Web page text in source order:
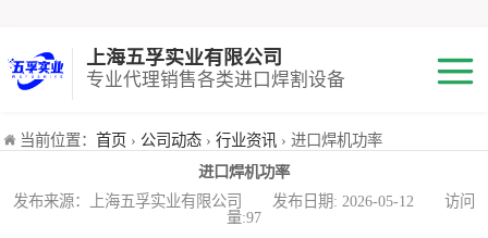
上海五孚实业有限公司
专业代理销售各类进口焊割设备
当前位置： 首页 › 公司动态 › 行业资讯 › 进口焊机功率
进口焊机功率
发布来源：上海五孚实业有限公司 发布日期: 2026-05-12 访问
量:97
焊机
切割机